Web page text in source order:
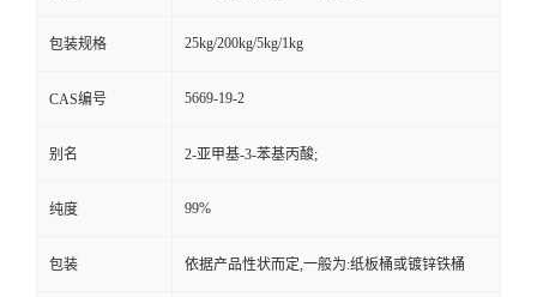
包装规格 25kg/200kg/5kg/1kg
CAS编号 5669-19-2
别名 2-亚甲基-3-苯基丙酸;
纯度 99%
包装 依据产品性状而定,一般为:纸板桶或镀锌铁桶